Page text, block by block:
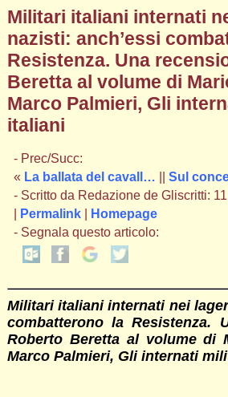
Militari italiani internati
nazisti: anch’essi
Resistenza. Una
Beretta al volume di
Marco Palmieri, Gli
italiani
- Prec/Succ:
« La ballata del cavall… Sul
- Scritto da Redazione de Gliscritti:
Permalink|
Homepage
- Segnala questo articolo:
Militari italiani internati nei
combatterono la Resistenza.
Roberto Beretta al volume di
Marco Palmieri, Gli internati